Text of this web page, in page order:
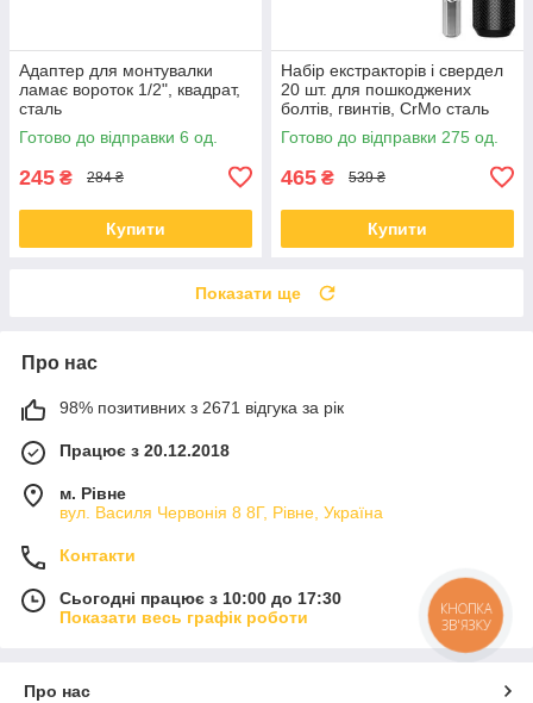
Адаптер для монтувалки
ламає вороток 1/2", квадрат,
сталь
Готово до відправки 6 од.
245 ₴ 284 ₴
Купити
Набір екстракторів і свердел
20 шт. для пошкоджених
болтів, гвинтів, CrMo сталь
Готово до відправки 275 од.
465 ₴ 539 ₴
Купити
Показати ще
Про нас
98% позитивних з 2671 відгука за рік
Працює з 20.12.2018
м. Рівне
вул. Василя Червонія 8 8Г, Рівне, Україна
Контакти
Сьогодні працює з 10:00 до 17:30
Показати весь графік роботи
Про нас
КНОПКА
ЗВ'ЯЗКУ